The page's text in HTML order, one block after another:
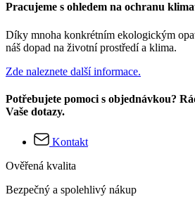
Pracujeme s ohledem na ochranu
Díky mnoha konkrétním ekologickým
náš dopad na životní prostředí a klima.
Zde naleznete další informace.
Potřebujete pomoci s objednávkou?
Vaše dotazy.
Kontakt
Ověřená kvalita
Bezpečný a spolehlivý nákup